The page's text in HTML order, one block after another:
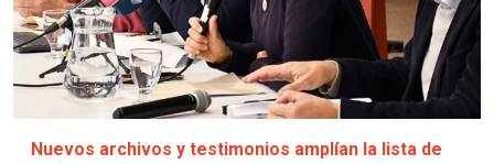
Nuevos archivos y testimonios amplían la lista de